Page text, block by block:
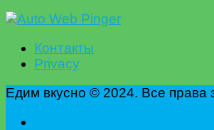
Контакты
Privacy
Едим вкусно © 2024. Все